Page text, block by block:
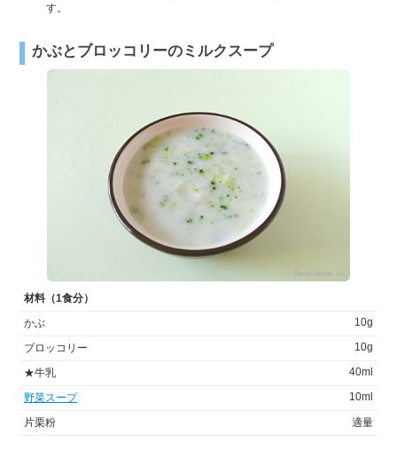
す。
かぶとブロッコリーのミルクスープ
材料（1食分）
かぶ
10g
ブロッコリー 10g
★牛乳 40ml
野菜スープ 10ml
片栗粉 適量